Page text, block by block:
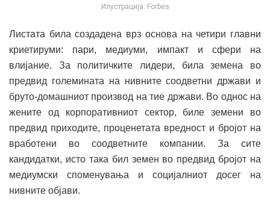
Илустрација: Forbes
Листата била создадена врз основа на четири главни
криетируми: пари, медиуми, импакт и сфери на
влијание. За политичките лидери, била земена во
предвид големината на нивните соодветни држави и
бруто-домашниот производ на тие држави. Во однос на
жените од корпоративниот сектор, биле земени во
предвид приходите, проценетата вредност и бројот на
вработени во соодветните компании. За сите
кандидатки, исто така бил земен во предвид бројот на
медиумски споменувања и социјалниот досег на
нивните објави.